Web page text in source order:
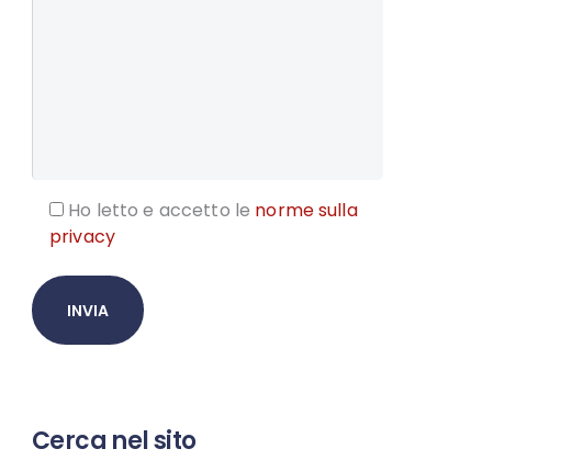
Ho letto e accetto le norme sulla
privacy
Cerca nel sito